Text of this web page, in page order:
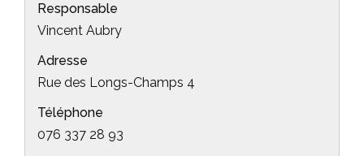
Responsable
Vincent Aubry
Adresse
Rue des Longs-Champs 4
Téléphone
076 337 28 93